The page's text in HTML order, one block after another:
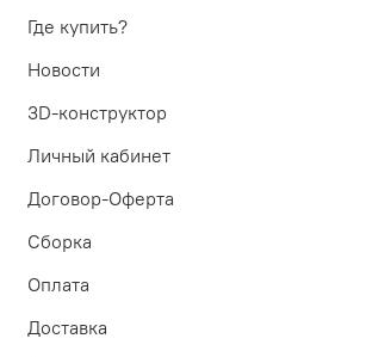
Где купить?
Новости
3D-конструктор
Личный кабинет
Договор-Оферта
Сборка
Оплата
Доставка